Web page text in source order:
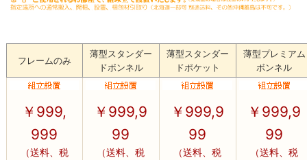
フレームのみ
薄型スタンダー
ドボンネル
薄型スタンダー
ドポケット
薄型プレミアム
ボンネル
￥ 999,
999
（送料、税
￥ 999,9
99
（送料、税
￥ 999,9
99
（送料、税
￥ 999,9
99
（送料、税